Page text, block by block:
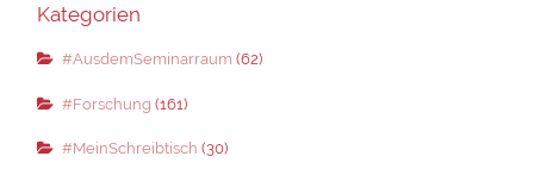
Kategorien
#AusdemSeminarraum (62)
#Forschung (161)
#MeinSchreibtisch (30)